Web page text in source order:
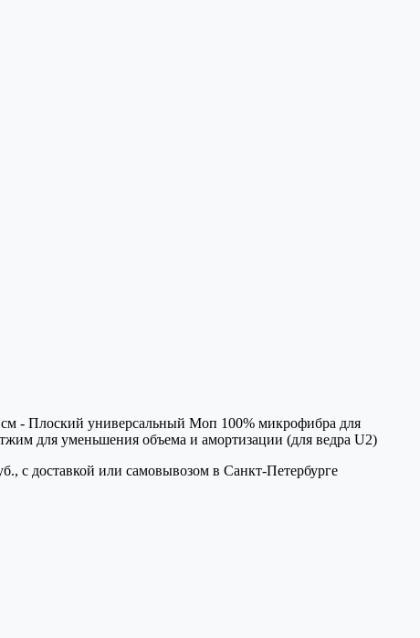
- Плоский универсальный Моп 100% микрофибра для
для уменьшения объема и амортизации (для ведра U2)
с доставкой или самовывозом в Санкт-Петербурге